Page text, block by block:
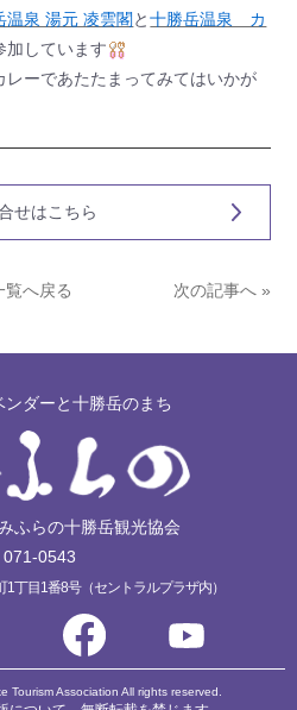
温泉 湯元 凌雲閣と十勝岳温泉 カ
加しています
ーであたたまってみてはいかが
せはこちら
覧へ戻る 次の記事へ »
ンダーと十勝岳のまち
ふらの十勝岳観光協会
071-0543
丁目1番8号（セントラルプラザ内）
Tourism Association All rights reserved.